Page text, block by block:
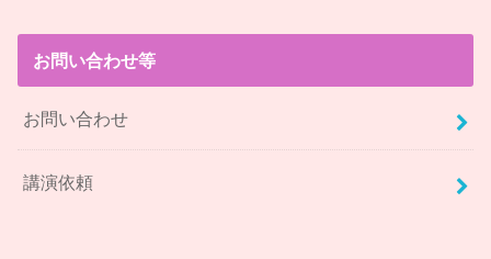
お問い合わせ等
お問い合わせ
講演依頼